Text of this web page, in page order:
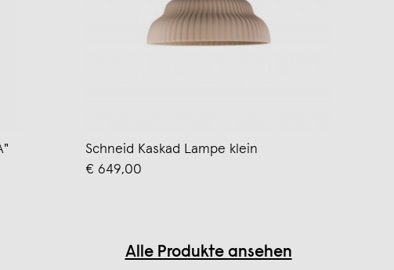
Schneid Kaskad Lampe klein
€ 649,00
Alle Produkte ansehen